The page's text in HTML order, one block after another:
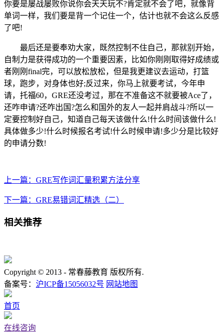
你要是屡战屡败你说你会天天玩不?肯定就不会了吧，就像背
单词一样，我们要是背一个记住一个，估计也就不会这么反感
了吧!
最后还是要奉劝大家，既然控制不住自己，那就别开始，
自制力是获得成功的一个重要因素，比如你刚刚取得好成绩或
者刚刚final完，可以放松放松，但是我更建议去运动，打篮
球，跑步，对身体也好;反过来，你马上就要考试，今年申
请，托福60，GRE还没考过，那在不准备这不就要被Ace了，
还咋申请?还咋出国?怎么和国外的友人一起并肩战斗?所以一
定要控制好自己，知道自己每天该做什么!什么时间该做什么!
具体做多少!什么时候报名考试!什么时候申请!多少分是比较好
的申请分数!
上一篇：GRE写作词汇量积累方法分享
下一篇：GRE易错词汇精选（二）
相关推荐
Copyright © 2013 - 常春藤教育 版权所有.
备案号： 沪ICP备15056032号 网站地图
首页
在线咨询